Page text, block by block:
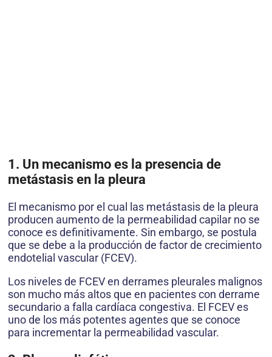
1. Un mecanismo es la presencia de
metástasis en la pleura
El mecanismo por el cual las metástasis de la pleura
producen aumento de la permeabilidad capilar no se
conoce es definitivamente. Sin embargo, se postula
que se debe a la producción de factor de crecimiento
endotelial vascular (FCEV).
Los niveles de FCEV en derrames pleurales malignos
son mucho más altos que en pacientes con derrame
secundario a falla cardíaca congestiva. El FCEV es
uno de los más potentes agentes que se conoce
para incrementar la permeabilidad vascular.